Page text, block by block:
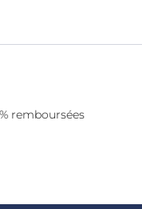
remboursées